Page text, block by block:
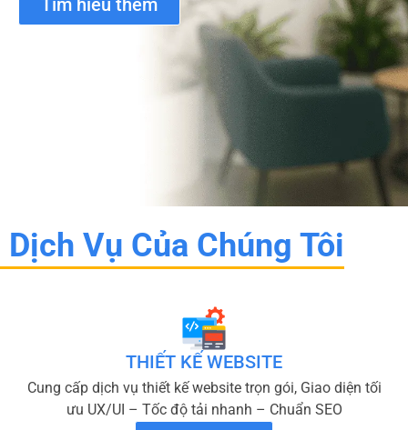
Tìm hiểu thêm
Dịch Vụ Của Chúng Tôi
THIẾT KẾ WEBSITE
Cung cấp dịch vụ thiết kế website trọn gói, Giao diện tối
ưu UX/UI – Tốc độ tải nhanh – Chuẩn SEO